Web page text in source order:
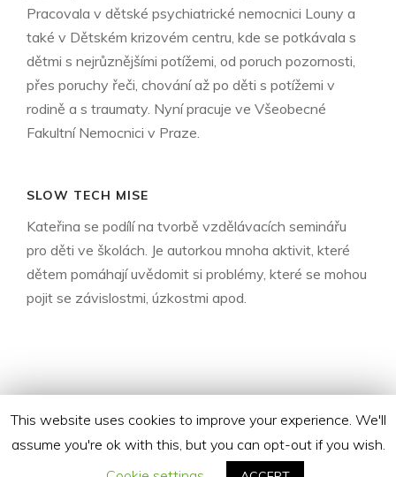
Pracovala v dětské psychiatrické nemocnici Louny a
také v Dětském krizovém centru, kde se potkávala s
dětmi s nejrůznějšími potížemi, od poruch pozornosti,
přes poruchy řeči, chování až po děti s potížemi v
rodině a s traumaty. Nyní pracuje ve Všeobecné
Fakultní Nemocnici v Praze.
SLOW TECH MISE
Kateřina se podílí na tvorbě vzdělávacích seminářu
pro děti ve školách. Je autorkou mnoha aktivit, které
dětem pomáhají uvědomit si problémy, které se mohou
pojit se závislostmi, úzkostmi apod.
This website uses cookies to improve your experience. We'll
assume you're ok with this, but you can opt-out if you wish.